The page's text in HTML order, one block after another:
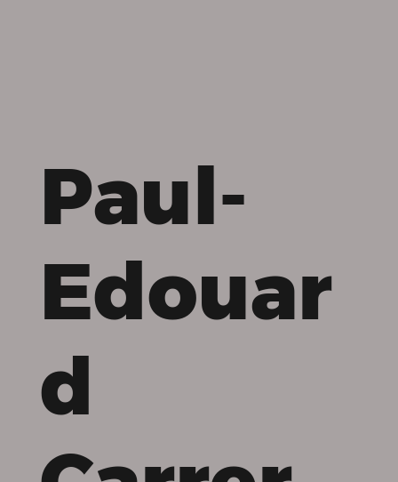
Paul-
Edouar
d